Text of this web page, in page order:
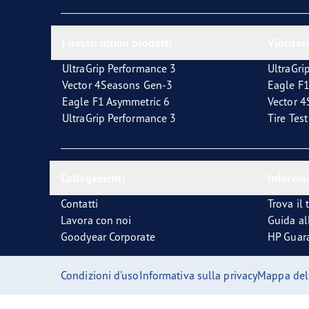
UltraGrip Performance 3
Vector 4Seasons Gen-3
Eagle F1 Asymmetric 6
UltraGrip Performance 3
Eagle
Vector
Tire
Contatti
Lavora con noi
Goodyear Corporate
Trova il
Guida
HP
Condizioni d'usoInformativa sulla privacyMappa